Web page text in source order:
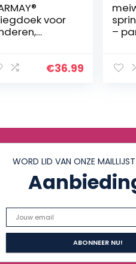
voor
handgrepen,
€36.99
–
g I
WORD LID VAN ONZE